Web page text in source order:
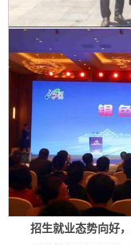
招生就业态势向好